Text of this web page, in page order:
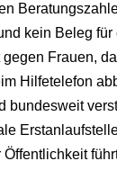
kein Beleg
Frauen,
Hilfetelefon
bundesweit